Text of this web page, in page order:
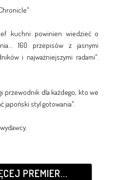
kuchni powinien wiedzieć o
160 przepisów z jasnymi
i najważniejszymi radami".
przewodnik dla każdego, kto we
japoński styl gotowania".
PREMIER...